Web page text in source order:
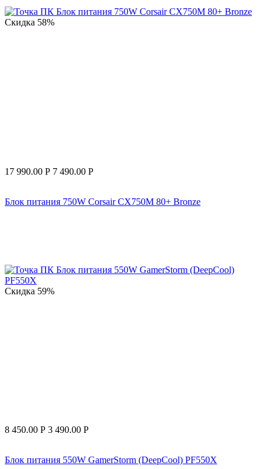
Скидка 58%
17 990.00 Р 7 490.00 Р
Блок питания 750W Corsair CX750M 80+ Bronze
Скидка 59%
8 450.00 Р 3 490.00 Р
Блок питания 550W GamerStorm (DeepCool) PF550X